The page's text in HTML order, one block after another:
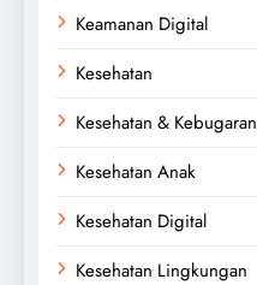
Keamanan Digital
Kesehatan
Kesehatan & Kebugaran
Kesehatan Anak
Kesehatan Digital
Kesehatan Lingkungan